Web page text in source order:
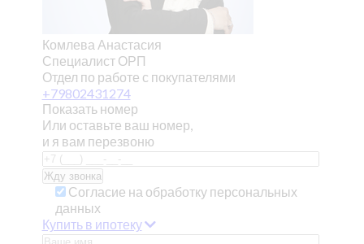
Комлева Анастасия
Специалист ОРП
Отдел по работе с покупателями
+79802431274
Показать номер
Или оставьте ваш номер,
и я вам перезвоню
Согласие на обработку персональных
данных
Купить в ипотеку